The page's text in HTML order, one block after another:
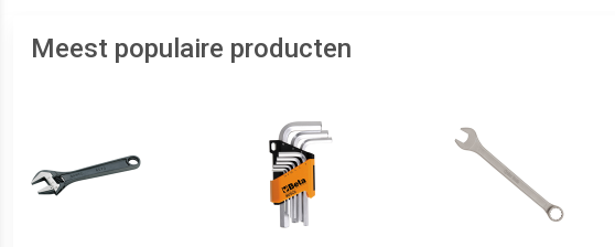
Meest populaire producten